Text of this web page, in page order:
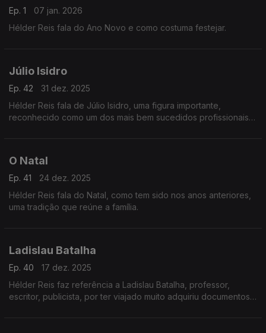
Ep. 1
07 jan. 2026
Hélder Reis fala do Ano Novo e como costuma festejar.
Júlio Isidro
Ep. 42
31 dez. 2025
Hélder Reis fala de Júlio Isidro, uma figura importante,
reconhecido como um dos mais bem sucedidos profissionais
O Natal
Ep. 41
24 dez. 2025
Hélder Reis fala do Natal, como tem sido nos anos anteriores,
uma tradição que reúne a família.
Ladislau Batalha
Ep. 40
17 dez. 2025
Hélder Reis faz referência a Ladislau Batalha, professor,
escritor, publicista, por ter viajado muito adquiriu documentos